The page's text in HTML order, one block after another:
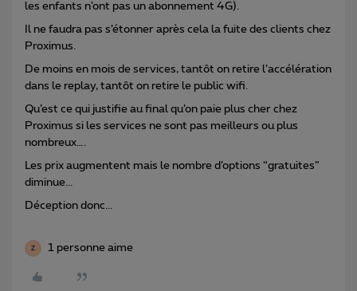
les enfants n’ont pas un abonnement 4G).
Il ne faudra pas s’étonner après cela la fuite des clients chez
Proximus.
De moins en mois de services, tantôt on retire l’accélération
dans le replay, tantôt on retire le public wifi.
Qu’est ce qui justifie au final qu’on paie plus cher chez
Proximus si les services ne sont pas meilleurs ou plus
nombreux….
Les prix augmentent mais le nombre d’options “gratuites”
diminue...
Déception donc...
Z 1 personne aime